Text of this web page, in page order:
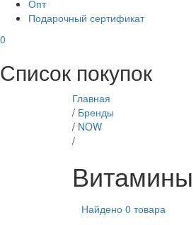
Опт
Подарочный сертификат
0
Список покупок
Главная
/ Бренды
/ NOW
/
Найдено 0 товара